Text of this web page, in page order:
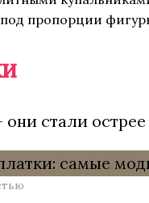
пропорции
стали